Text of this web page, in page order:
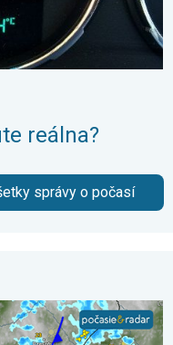
reálna?
správy o počasí
Nedeľa a pondelok. .